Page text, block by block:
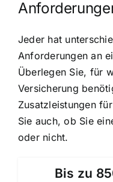
Jeder hat
Anforderungen an
Überlegen Sie, für
Versicherung
Zusatzleistungen
Sie auch, ob Sie
oder nicht.
Bis zu